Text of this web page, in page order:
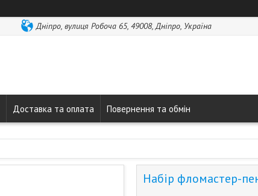
Дніпро, вулиця Робоча 65, 49008, Дніпро, Україна
Доставка та оплата Повернення та обмін
Набір фломастер-